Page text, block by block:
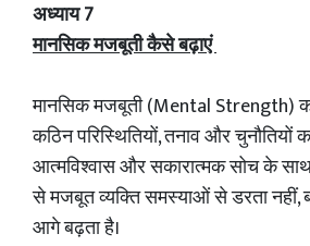
अध्याय 7
मानसिक मजबूती कैसे बढ़ाएं
मानसिक मजबूती (Mental Strength)
कठिन परिस्थितियों, तनाव और चुनौतियों
आत्मविश्वास और सकारात्मक सोच के
से मजबूत व्यक्ति समस्याओं से डरता
आगे बढ़ता है।